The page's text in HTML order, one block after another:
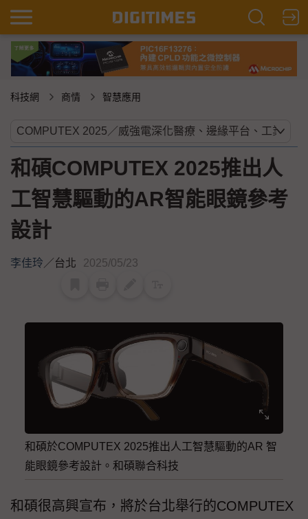
科技網 商情 智慧應用
和碩COMPUTEX 2025推出人
工智慧驅動的AR智能眼鏡參考
設計
李佳玲／台北 2025/05/23
和碩於COMPUTEX 2025推出人工智慧驅動的AR 智
能眼鏡參考設計。和碩聯合科技
和碩很高興宣布，將於台北舉行的COMPUTEX